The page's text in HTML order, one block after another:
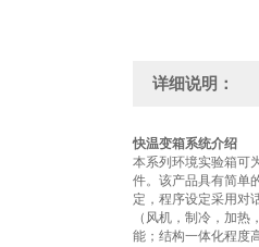
详细说明：
快温变箱系统介绍
本系列环境实验箱可
件。该产品具有简单
定，程序设定采用对
（风机，制冷，加
能；结构一体化程度